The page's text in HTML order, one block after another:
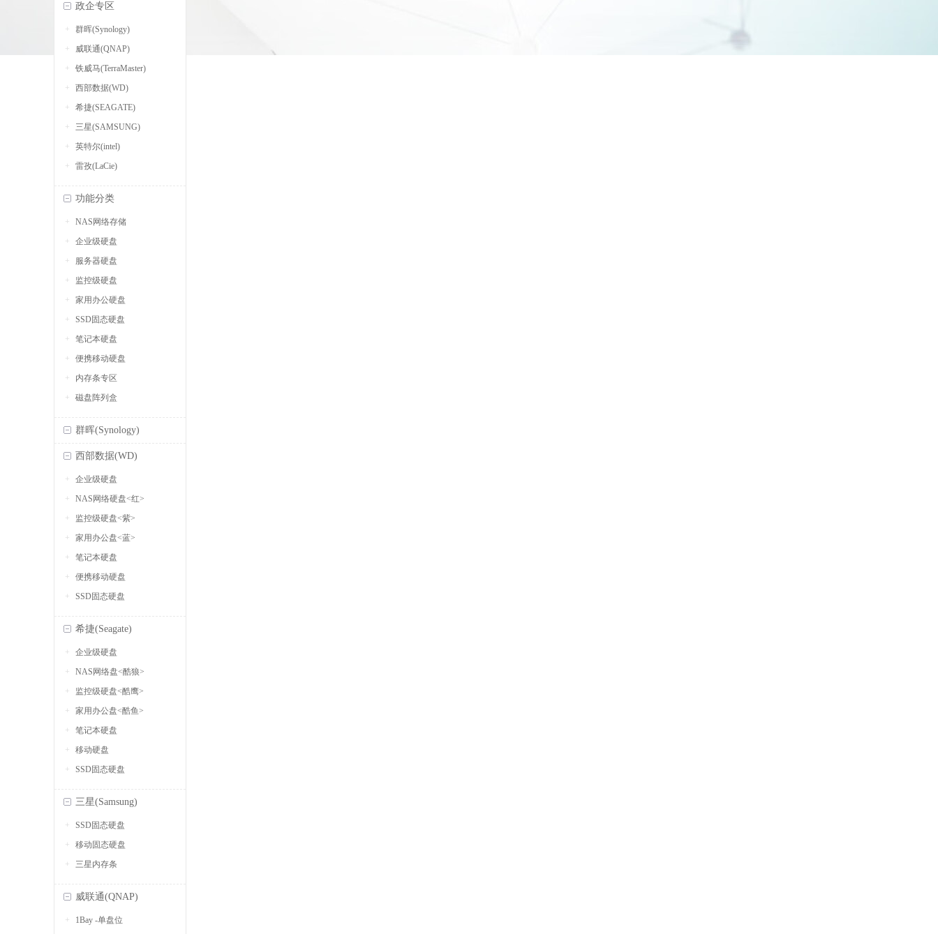
政企专区
群晖(Synology)
威联通(QNAP)
铁威马(TerraMaster)
西部数据(WD)
希捷(SEAGATE)
三星(SAMSUNG)
英特尔(intel)
雷孜(LaCie)
功能分类
NAS网络存储
企业级硬盘
服务器硬盘
监控级硬盘
家用办公硬盘
SSD固态硬盘
笔记本硬盘
便携移动硬盘
内存条专区
磁盘阵列盒
群晖(Synology)
西部数据(WD)
企业级硬盘
NAS网络硬盘<红>
监控级硬盘<紫>
家用办公盘<蓝>
笔记本硬盘
便携移动硬盘
SSD固态硬盘
希捷(Seagate)
企业级硬盘
NAS网络盘<酷狼>
监控级硬盘<酷鹰>
家用办公盘<酷鱼>
笔记本硬盘
移动硬盘
SSD固态硬盘
三星(Samsung)
SSD固态硬盘
移动固态硬盘
三星内存条
威联通(QNAP)
1Bay -单盘位